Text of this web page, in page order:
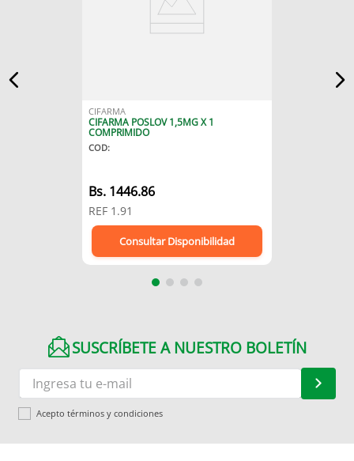
CIFARMA
CIFARMA POSLOV 1,5MG X 1
COMPRIMIDO
COD:
Bs. 1446.86
REF 1.91
Consultar Disponibilidad
SUSCRÍBETE A NUESTRO BOLETÍN
Acepto términos y condiciones